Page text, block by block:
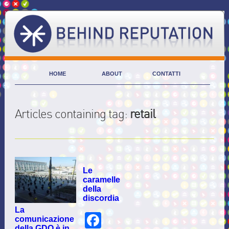
HOME ABOUT CONTATTI
Articles containing tag: retail
La
comunicazione
Le
caramelle
della
discordia
Facebook